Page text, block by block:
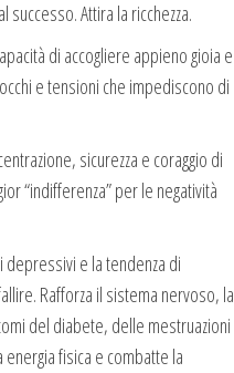
Attira la ricchezza.
di accogliere appieno gioia e
e tensioni che impediscono di
sicurezza e coraggio di
“indifferenza” per le negatività
e la tendenza di
Rafforza il sistema nervoso, la
del diabete, delle mestruazioni
fisica e combatte la